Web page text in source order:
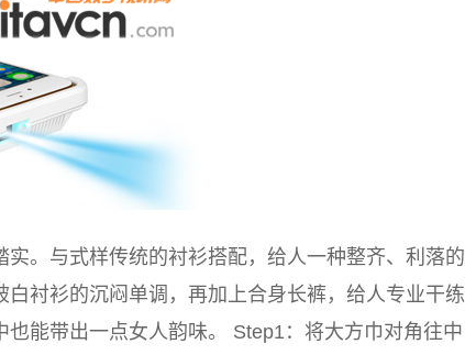
。与式样传统的衬衫搭配，给人一种整齐、利落的
衬衫的沉闷单调，再加上合身长裤，给人专业干练
能带出一点女人韵味。 Step1：将大方巾对角往中